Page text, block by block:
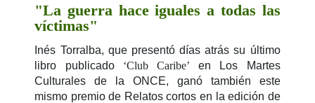
"La guerra hace iguales a todas las
víctimas"
Inés Torralba, que presentó días atrás su último
libro publicado ‘Club Caribe’ en Los Martes
Culturales de la ONCE, ganó también este
mismo premio de Relatos cortos en la edición de